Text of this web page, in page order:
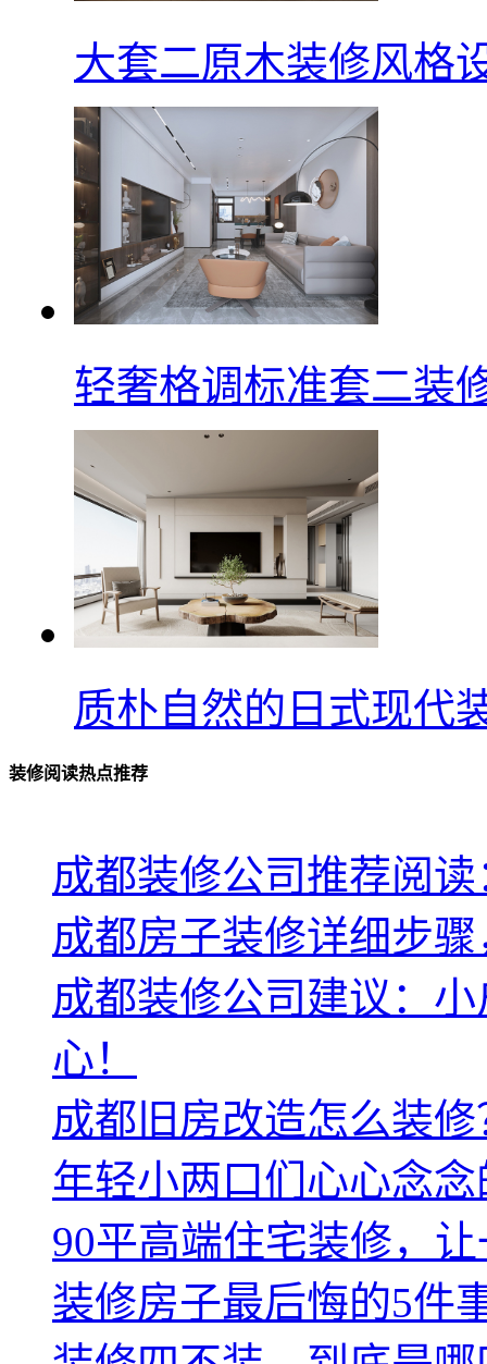
大套二原木装修风格
轻奢格调标准套二装
质朴自然的日式现代
装修阅读热点推荐
成都装修公司推荐阅
成都房子装修详细步
成都装修公司建议：
心！
成都旧房改造怎么装
年轻小两口们心心念
90平高端住宅装修，
装修房子最后悔的5件